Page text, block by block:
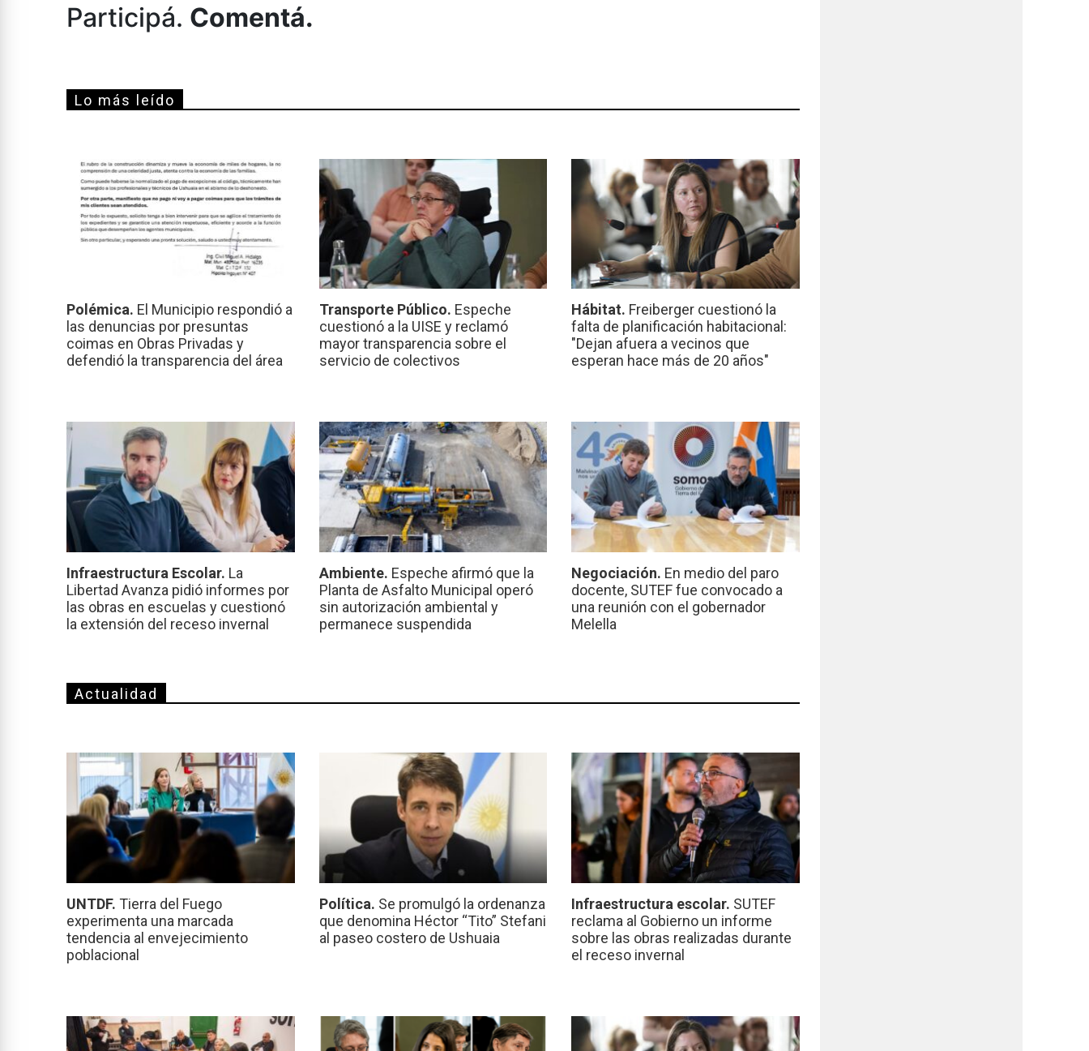
Participá. Comentá.
Lo más leído
Polémica. El Municipio respondió a
las denuncias por presuntas
coimas en Obras Privadas y
defendió la transparencia del área
Transporte Público. Espeche
cuestionó a la UISE y reclamó
mayor transparencia sobre el
servicio de colectivos
Hábitat. Freiberger cuestionó la
falta de planificación habitacional:
"Dejan afuera a vecinos que
esperan hace más de 20 años"
Infraestructura Escolar. La
Libertad Avanza pidió informes por
las obras en escuelas y cuestionó
la extensión del receso invernal
Ambiente. Espeche afirmó que la
Planta de Asfalto Municipal operó
sin autorización ambiental y
permanece suspendida
Negociación. En medio del paro
docente, SUTEF fue convocado a
una reunión con el gobernador
Melella
Actualidad
UNTDF. Tierra del Fuego
experimenta una marcada
tendencia al envejecimiento
poblacional
Política. Se promulgó la ordenanza
que denomina Héctor “Tito” Stefani
al paseo costero de Ushuaia
Infraestructura escolar. SUTEF
reclama al Gobierno un informe
sobre las obras realizadas durante
el receso invernal